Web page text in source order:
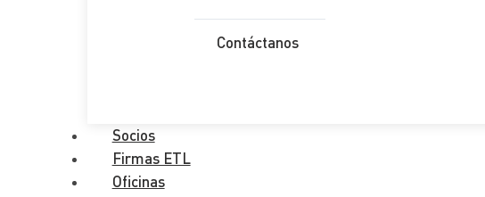
Contáctanos
Socios
Firmas ETL
Oficinas